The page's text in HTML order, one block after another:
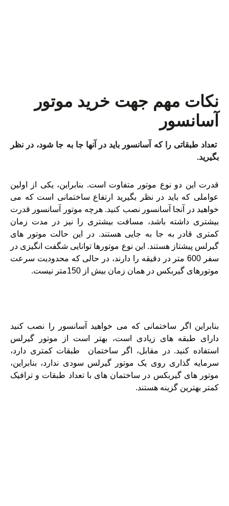
نکات مهم جهت خرید موتور
آسانسور
تعداد طبقاتی را که آسانسور باید در آنها جا به جا شود، در نظر
بگیرید.
قدرت این دو نوع موتور متفاوت است. بنابراین، یکی از اولین
عواملی که باید در نظر بگیرید ارتفاع ساختمانی است که می
خواهید در آنجا آسانسور نصب کنید. هرچه موتور آسانسور قدرت
بیشتری داشته باشد، مسافت بیشتری را نیز در مدت زمان
کمتری قادر به جا به جایی هستند. در این حالت موتور های
گیرلس پیشتاز هستند. این نوع موتورها توانایی شگفت انگیزی در
سفر 600 متر در دقیقه را دارند، در حالی که محدودیت سرعت
موتورهای گیربکس در همان زمان بیش از 150متر نیست.
بنابراین اگر ساختمانی که می خواهید آسانسور را نصب کنید
دارای طبقه های زیادی است، بهتر است از موتور گیرلس
استفاده کنید. در مقابل، اگر ساختمان طبقات کمتری دارد،
سرمایه گذاری روی یک موتور گیرلس سودی ندارد، بنابراین،
موتور های گیربکس در ساختمان های با تعداد طبقات و ترافیک
کمتر بهترین گزینه هستند.